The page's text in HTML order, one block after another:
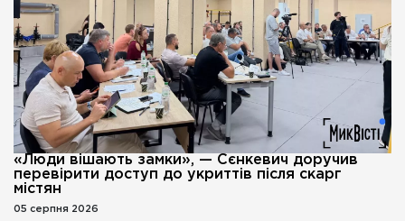
«Люди вішають замки», — Сєнкевич доручив
перевірити доступ до укриттів після скарг
містян
05 серпня 2026